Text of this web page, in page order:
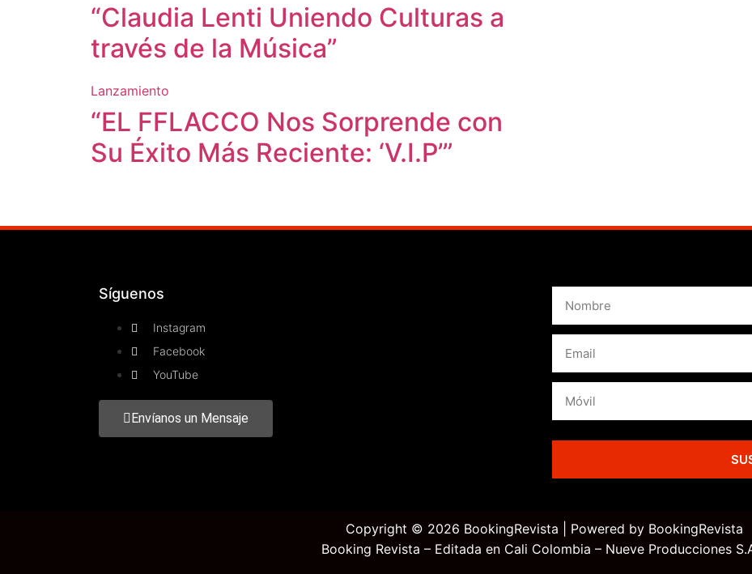
“Claudia Lenti Uniendo Culturas a
través de la Música”
Lanzamiento
“EL FFLACCO Nos Sorprende con
Su Éxito Más Reciente: ‘V.I.P’”
Síguenos
Instagram
Facebook
YouTube
Envíanos un Mensaje
Copyright © 2026 BookingRevista | Powered by BookingRevista
Booking Revista – Editada en Cali Colombia – Nueve Producciones